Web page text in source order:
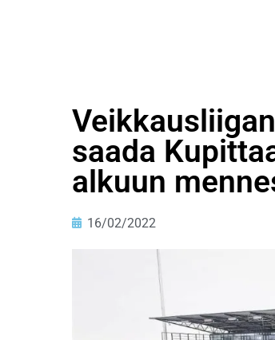
saada
alkuun
16/02/2022